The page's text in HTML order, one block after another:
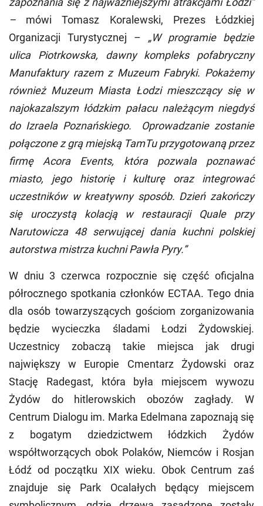
– mówi Tomasz Koralewski, Prezes Łódzkiej
Organizacji Turystycznej – „W programie będzie
ulica Piotrkowska, dawny kompleks pofabryczny
Manufaktury razem z Muzeum Fabryki. Pokażemy
również Muzeum Miasta Łodzi mieszczący się w
najokazalszym łódzkim pałacu należącym niegdyś
do Izraela Poznańskiego. Oprowadzanie zostanie
połączone z grą miejską TamTu przygotowaną przez
firmę Acora Events, która pozwala poznawać
miasto, jego historię i kulturę oraz integrować
uczestników w kreatywny sposób. Dzień zakończy
się uroczystą kolacją w restauracji Quale przy
Narutowicza 48 serwującej dania kuchni polskiej
autorstwa mistrza kuchni Pawła Pyry.”
W dniu 3 czerwca rozpocznie się część oficjalna
półrocznego spotkania członków ECTAA. Tego dnia
dla osób towarzyszących gościom zorganizowania
będzie wycieczka śladami Łodzi Żydowskiej.
Uczestnicy zobaczą takie miejsca jak drugi
największy w Europie Cmentarz Żydowski oraz
Stację Radegast, która była miejscem wywozu
Żydów do hitlerowskich obozów zagłady. W
Centrum Dialogu im. Marka Edelmana zapoznają się
z bogatym dziedzictwem łódzkich Żydów
współtworzących obok Polaków, Niemców i Rosjan
Łódź od początku XIX wieku. Obok Centrum zaś
znajduje się Park Ocalałych będący miejscem